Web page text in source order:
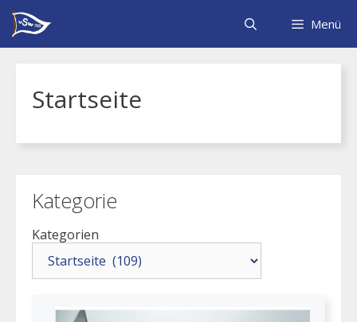
Zum
Inhalt
springen
Menü
Startseite
Kategorie
Kategorien